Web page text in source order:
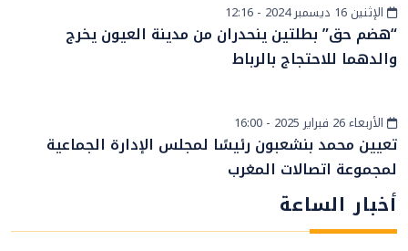
جهاتالإثنين 16 ديسمبر 2024 - 12:16
“هضم حق” بطلتين ينحدران من مدينة العيون يخرج
والدهما للاحتجاج بالرباط
إقتصادالأربعاء 26 فبراير 2025 - 16:00
تعيين محمد بنشعبون رئيسًا لمجلس الإدارة الجماعية
لمجموعة اتصالات المغرب
أخبار الساعة